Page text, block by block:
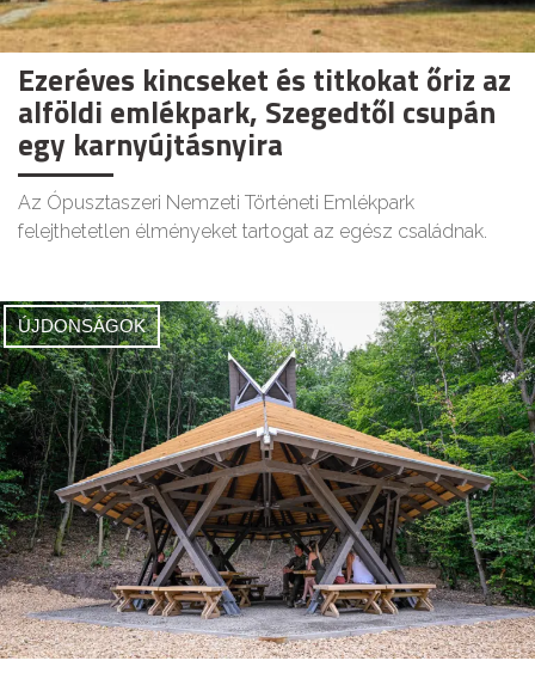
Ezeréves kincseket és titkokat őriz az
alföldi emlékpark, Szegedtől csupán
egy karnyújtásnyira
Az Ópusztaszeri Nemzeti Történeti Emlékpark
felejthetetlen élményeket tartogat az egész családnak.
ÚJDONSÁGOK